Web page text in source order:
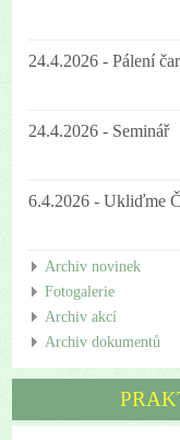
24.4.2026 - Pálení
24.4.2026 - Seminář
6.4.2026 - Ukliďme
Archiv novinek
Fotogalerie
Archiv akcí
Archiv dokumentů